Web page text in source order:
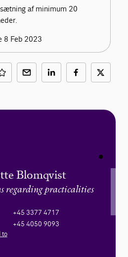
af minimum 20
8 Feb 2023
Blomqvist
regarding practicalities
+45 3377 4717
+45 4050 9093
to